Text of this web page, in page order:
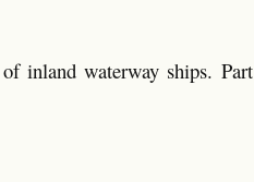
inland waterway ships. Part